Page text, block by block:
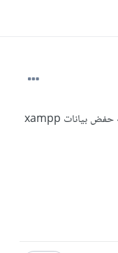
كيف يمكنني التحكم بملف الذي يتم من خلاله حفض بيانات xampp